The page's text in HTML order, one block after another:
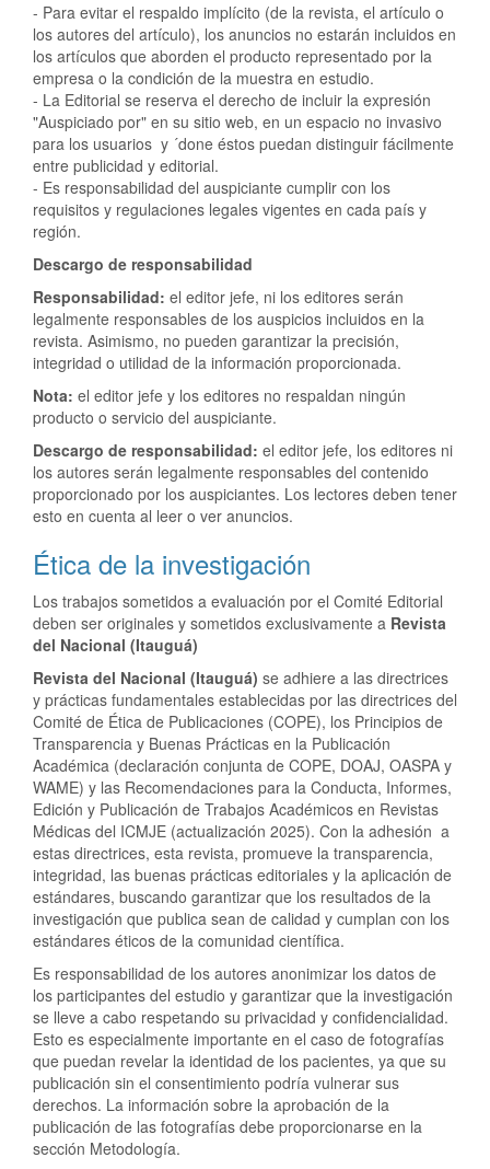
- Para evitar el respaldo implícito (de la revista, el artículo o
los autores del artículo), los anuncios no estarán incluidos en
los artículos que aborden el producto representado por la
empresa o la condición de la muestra en estudio.
- La Editorial se reserva el derecho de incluir la expresión
"Auspiciado por" en su sitio web, en un espacio no invasivo
para los usuarios y ´done éstos puedan distinguir fácilmente
entre publicidad y editorial.
- Es responsabilidad del auspiciante cumplir con los
requisitos y regulaciones legales vigentes en cada país y
región.
Descargo de responsabilidad
Responsabilidad: el editor jefe, ni los editores serán
legalmente responsables de los auspicios incluidos en la
revista. Asimismo, no pueden garantizar la precisión,
integridad o utilidad de la información proporcionada.
Nota: el editor jefe y los editores no respaldan ningún
producto o servicio del auspiciante.
Descargo de responsabilidad: el editor jefe, los editores ni
los autores serán legalmente responsables del contenido
proporcionado por los auspiciantes. Los lectores deben tener
esto en cuenta al leer o ver anuncios.
Ética de la investigación
Los trabajos sometidos a evaluación por el Comité Editorial
deben ser originales y sometidos exclusivamente a Revista
del Nacional (Itauguá)
Revista del Nacional (Itauguá) se adhiere a las directrices
y prácticas fundamentales establecidas por las directrices del
Comité de Ética de Publicaciones (COPE), los Principios de
Transparencia y Buenas Prácticas en la Publicación
Académica (declaración conjunta de COPE, DOAJ, OASPA y
WAME) y las Recomendaciones para la Conducta, Informes,
Edición y Publicación de Trabajos Académicos en Revistas
Médicas del ICMJE (actualización 2025). Con la adhesión a
estas directrices, esta revista, promueve la transparencia,
integridad, las buenas prácticas editoriales y la aplicación de
estándares, buscando garantizar que los resultados de la
investigación que publica sean de calidad y cumplan con los
estándares éticos de la comunidad científica.
Es responsabilidad de los autores anonimizar los datos de
los participantes del estudio y garantizar que la investigación
se lleve a cabo respetando su privacidad y confidencialidad.
Esto es especialmente importante en el caso de fotografías
que puedan revelar la identidad de los pacientes, ya que su
publicación sin el consentimiento podría vulnerar sus
derechos. La información sobre la aprobación de la
publicación de las fotografías debe proporcionarse en la
sección Metodología.